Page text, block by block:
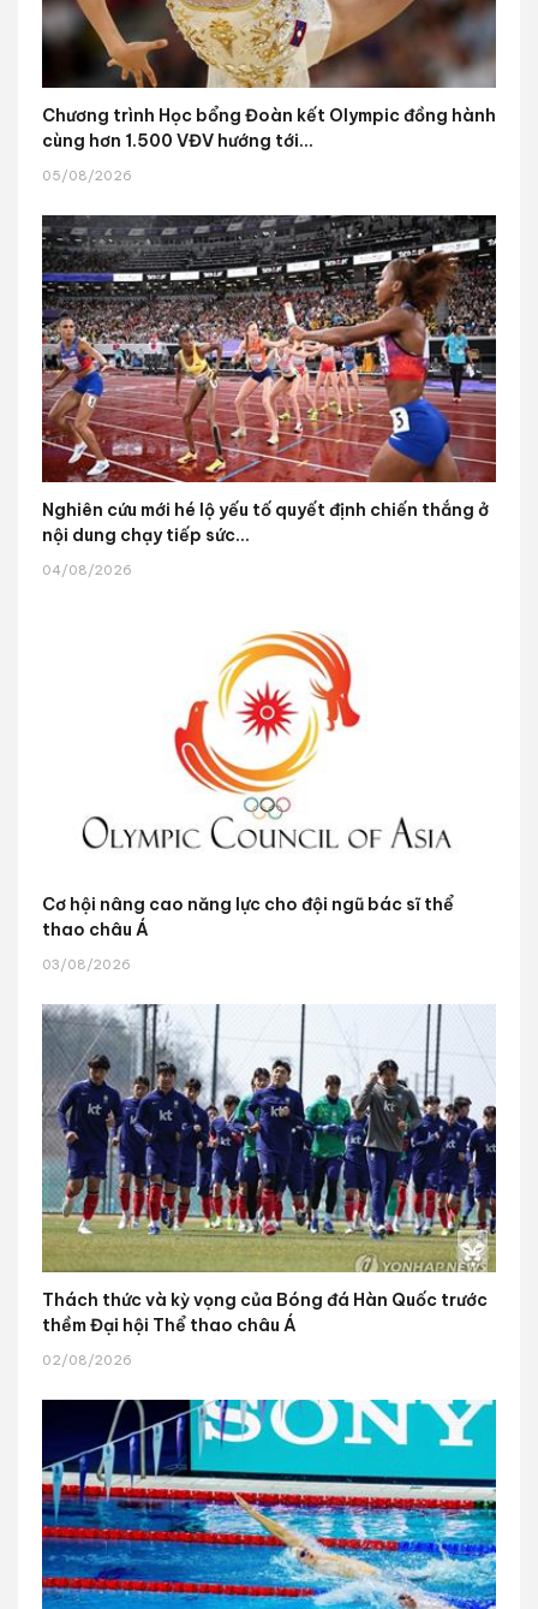
Chương trình Học bổng Đoàn kết Olympic đồng hành
cùng hơn 1.500 VĐV hướng tới...
05/08/2026
Nghiên cứu mới hé lộ yếu tố quyết định chiến thắng ở
nội dung chạy tiếp sức...
04/08/2026
Cơ hội nâng cao năng lực cho đội ngũ bác sĩ thể
thao châu Á
03/08/2026
Thách thức và kỳ vọng của Bóng đá Hàn Quốc trước
thềm Đại hội Thể thao châu Á
02/08/2026